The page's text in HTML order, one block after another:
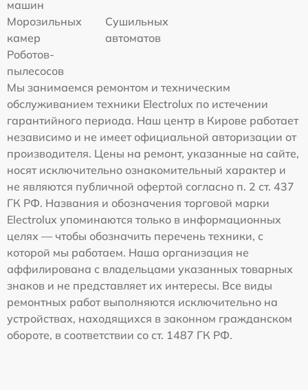
машин
Морозильных
камер
Сушильных
автоматов
Роботов-
пылесосов
Мы занимаемся ремонтом и техническим
обслуживанием техники Electrolux по истечении
гарантийного периода. Наш центр в Кирове работает
независимо и не имеет официальной авторизации от
производителя. Цены на ремонт, указанные на сайте,
носят исключительно ознакомительный характер и
не являются публичной офертой согласно п. 2 ст. 437
ГК РФ. Названия и обозначения торговой марки
Electrolux упоминаются только в информационных
целях — чтобы обозначить перечень техники, с
которой мы работаем. Наша организация не
аффилирована с владельцами указанных товарных
знаков и не представляет их интересы. Все виды
ремонтных работ выполняются исключительно на
устройствах, находящихся в законном гражданском
обороте, в соответствии со ст. 1487 ГК РФ.